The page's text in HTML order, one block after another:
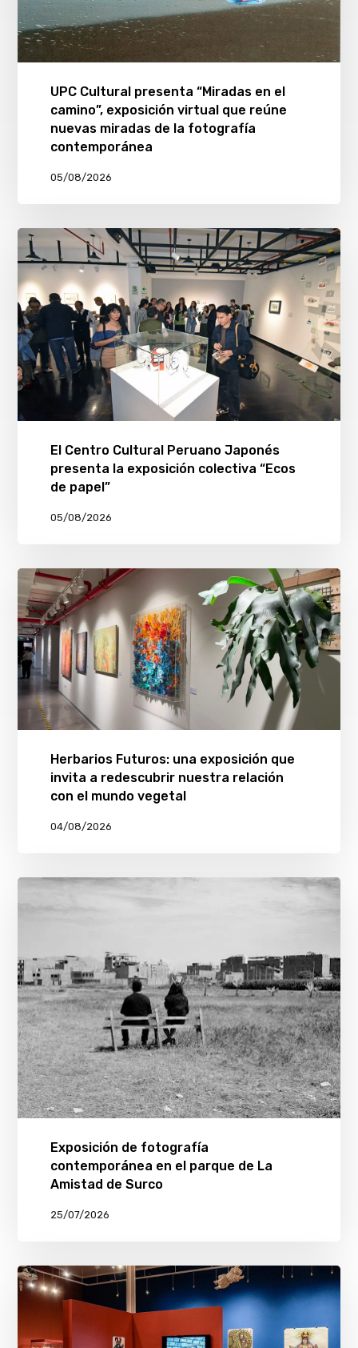
UPC Cultural presenta “Miradas en el
camino”, exposición virtual que reúne
nuevas miradas de la fotografía
contemporánea
05/08/2026
El Centro Cultural Peruano Japonés
presenta la exposición colectiva “Ecos
de papel”
05/08/2026
Herbarios Futuros: una exposición que
invita a redescubrir nuestra relación
con el mundo vegetal
04/08/2026
Exposición de fotografía
contemporánea en el parque de La
Amistad de Surco
25/07/2026